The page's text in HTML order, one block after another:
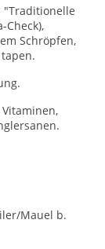
"Traditionelle
Check),
Schröpfen,
Mauel b.